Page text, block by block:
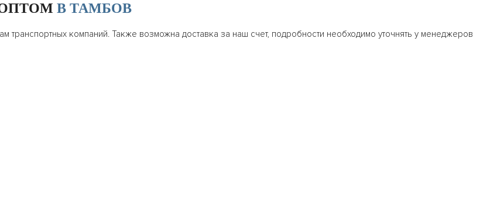
В ТАМБОВ
транспортных компаний. Также возможна доставка за наш счет, подробности необходимо уточнять у менеджеров